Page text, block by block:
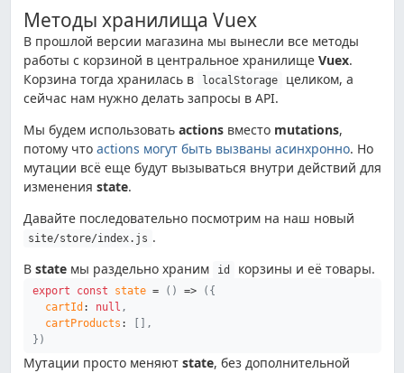
Методы хранилища Vuex
В прошлой версии магазина мы вынесли все методы
работы с корзиной в центральное хранилище Vuex.
Корзина тогда хранилась в
localStorage
целиком, а
сейчас нам нужно делать запросы в API.
Мы будем использовать actionsвместо mutations,
потому что actions могут быть вызваны асинхронно. Но
мутации всё еще будут вызываться внутри действий для
изменения state.
Давайте последовательно посмотрим на наш новый
site/store/index.js .
В stateмы раздельно храним id корзины и её товары.
export const state = ( ) => ( {
cartId : null ,
cartProducts :
,
} )
Мутации просто меняют state, без дополнительной